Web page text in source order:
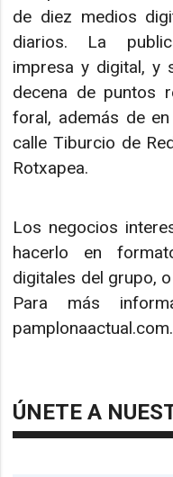
de diez medios
diarios. La
impresa y digital, y
decena de puntos
foral, además de
calle Tiburcio de
Rotxapea.
Los negocios
hacerlo en
digitales del grupo,
Para más
pamplonaactual.com.
ÚNETE A